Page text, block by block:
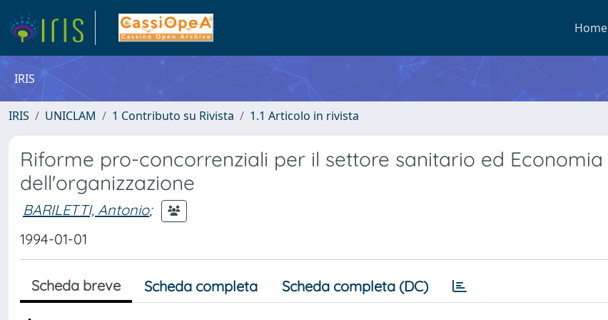
Home
IRIS
IRIS UNICLAM 1 Contributo su Rivista 1.1 Articolo in rivista
Riforme pro-concorrenziali per il settore sanitario ed Economia
dell'organizzazione
BARILETTI, Antonio;
1994-01-01
Scheda breve Scheda completa Scheda completa (DC)